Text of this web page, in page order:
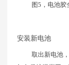
图5，电池胶
安装新电池
取出新电池